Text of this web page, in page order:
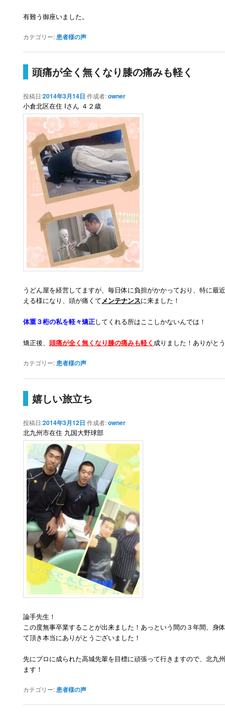
有難う御座いました。
カテゴリー:患者様の声
頭痛が全く無くなり膝の痛みも軽く
投稿日:2014年3月14日 作成者:owner
小倉北区在住 Iさん ４２歳
うどん屋を経営してますが、毎日体に負担がかかっており、特に最
える様になり、頭が痛くてメンテナンスに来ました！
体重３桁の私を軽々矯正してくれる所はここしかないんでは！
矯正後、頭痛が全く無くなり膝の痛みも軽く 成りました！ありがと
カテゴリー:患者様の声
嬉しい旅立ち
投稿日:2014年3月12日 作成者:owner
北九州市在住 九国大野球部
論手先生！
この度無事卒業することが出来ました！あっという間の３年間、身
て頂き本当にありがとうございました！
先にプロに成られた高城先輩を目標に頑張って行きますので、北九
ます！
カテゴリー:患者様の声